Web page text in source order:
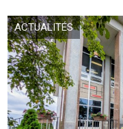
ACTUALITÉS